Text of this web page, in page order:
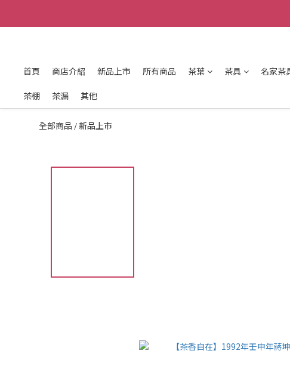
首頁 商店介紹 新品上市 所有商品 茶葉 茶具 名家茶
茶棚 茶漏 其他
全部商品 /新品上市